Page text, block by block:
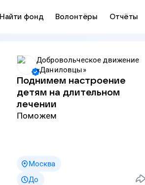
Найти фонд Волонтёры Отчёты
Добровольческое движение
«Даниловцы»
Поднимем настроение
детям на длительном
лечении
Поможем
Москва
До